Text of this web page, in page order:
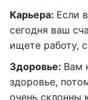
Карьера: Если
сегодня ваш
ищете работу,
Здоровье: Вам
здоровье,
очень склонны